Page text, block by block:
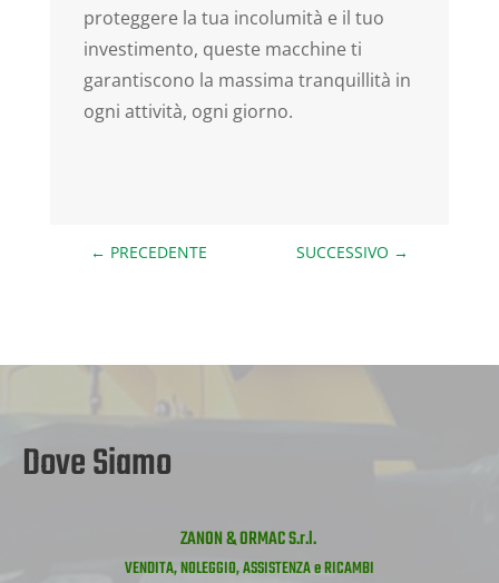
proteggere la tua incolumità e il tuo
investimento, queste macchine ti
garantiscono la massima tranquillità in
ogni attività, ogni giorno.
← PRECEDENTE SUCCESSIVO →
Dove Siamo
ZANON & ORMAC S.r.l.
VENDITA, NOLEGGIO, ASSISTENZA e RICAMBI